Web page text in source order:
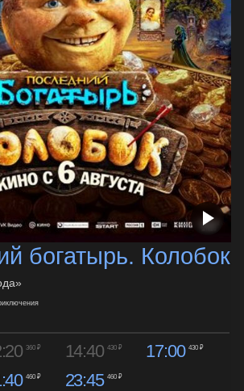
богатырь. Колобок
360 ₽ 14:40 430 ₽ 17:00 430 ₽
460 ₽ 23:45 460 ₽